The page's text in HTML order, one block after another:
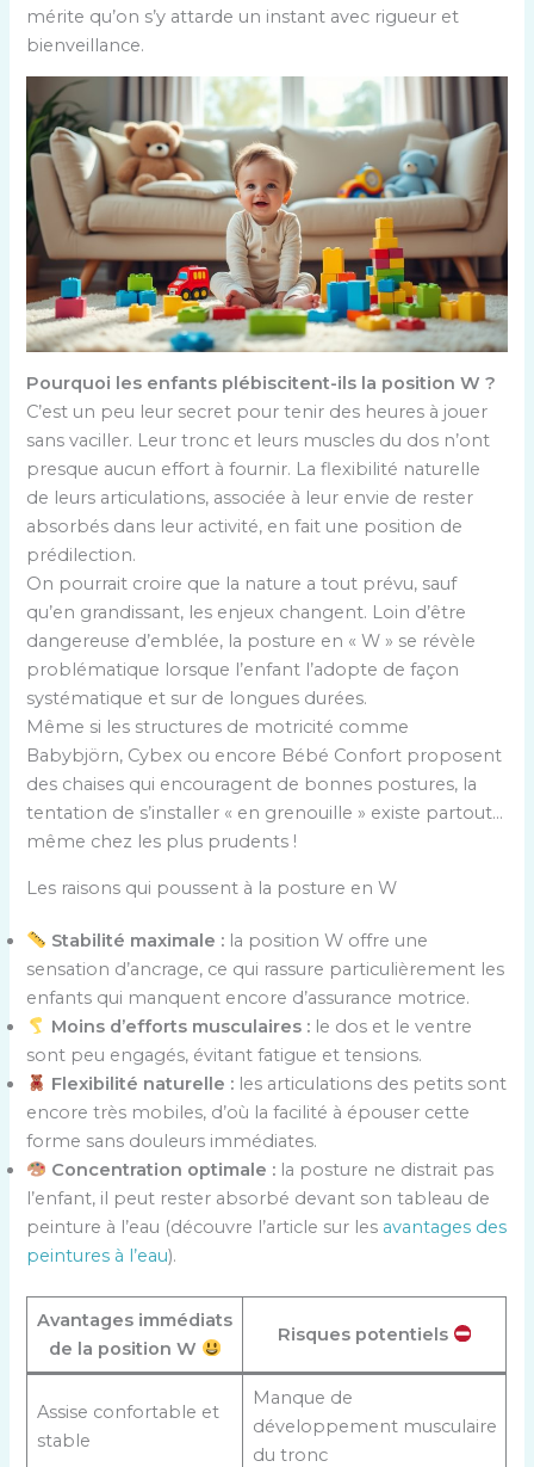
mérite qu’on s’y attarde un instant avec rigueur et
bienveillance.
Pourquoi les enfants plébiscitent-ils la position W ?
C’est un peu leur secret pour tenir des heures à jouer
sans vaciller. Leur tronc et leurs muscles du dos n’ont
presque aucun effort à fournir. La flexibilité naturelle
de leurs articulations, associée à leur envie de rester
absorbés dans leur activité, en fait une position de
prédilection.
On pourrait croire que la nature a tout prévu, sauf
qu’en grandissant, les enjeux changent. Loin d’être
dangereuse d’emblée, la posture en « W » se révèle
problématique lorsque l’enfant l’adopte de façon
systématique et sur de longues durées.
Même si les structures de motricité comme
Babybjörn, Cybex ou encore Bébé Confort proposent
des chaises qui encouragent de bonnes postures, la
tentation de s’installer « en grenouille » existe partout…
même chez les plus prudents !
Les raisons qui poussent à la posture en W
Stabilité maximale : la position W offre une
sensation d’ancrage, ce qui rassure particulièrement les
enfants qui manquent encore d’assurance motrice.
Moins d’efforts musculaires : le dos et le ventre
sont peu engagés, évitant fatigue et tensions.
Flexibilité naturelle : les articulations des petits sont
encore très mobiles, d’où la facilité à épouser cette
forme sans douleurs immédiates.
Concentration optimale : la posture ne distrait pas
l’enfant, il peut rester absorbé devant son tableau de
peinture à l’eau (découvre l’article sur les avantages des
peintures à l’eau).
Avantages immédiats
de la position W
Risques potentiels
Assise confortable et
stable
Manque de
développement musculaire
du tronc